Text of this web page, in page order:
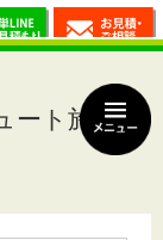
ト施工ブ